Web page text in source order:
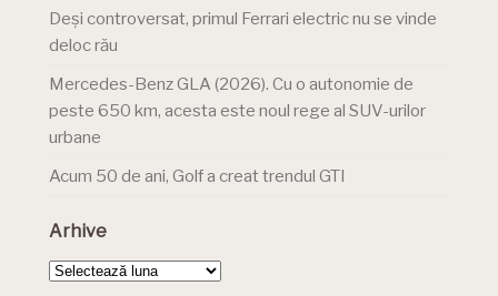
Deși controversat, primul Ferrari electric nu se vinde
deloc rău
Mercedes-Benz GLA (2026). Cu o autonomie de
peste 650 km, acesta este noul rege al SUV-urilor
urbane
Acum 50 de ani, Golf a creat trendul GTI
Arhive
Arhive